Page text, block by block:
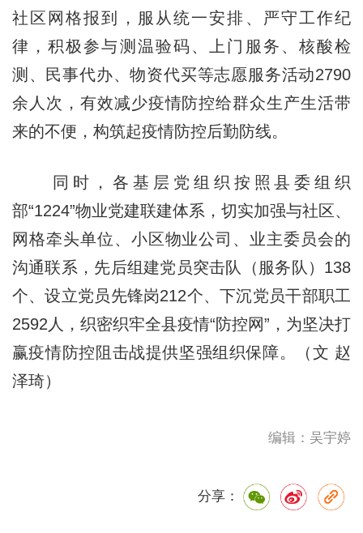
社区网格报到，服从统一安排、严守工作纪
律，积极参与测温验码、上门服务、核酸检
测、民事代办、物资代买等志愿服务活动2790
余人次，有效减少疫情防控给群众生产生活带
来的不便，构筑起疫情防控后勤防线。
同时，各基层党组织按照县委组织
部“1224”物业党建联建体系，切实加强与社区、
网格牵头单位、小区物业公司、业主委员会的
沟通联系，先后组建党员突击队（服务队）138
个、设立党员先锋岗212个、下沉党员干部职工
2592人，织密织牢全县疫情“防控网”，为坚决打
赢疫情防控阻击战提供坚强组织保障。（文 赵
泽琦）
编辑：吴宇婷
分享：